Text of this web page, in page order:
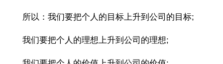
所以：我们要把个人的目标上升到公司的目标;
我们要把个人的理想上升到公司的理想;